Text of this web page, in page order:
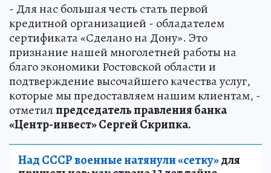
- Для нас большая честь стать первой
кредитной организацией - обладателем
сертификата «Сделано на Дону». Это
признание нашей многолетней работы на
благо экономики Ростовской области и
подтверждение высочайшего качества услуг,
которые мы предоставляем нашим клиентам, -
отметилпредседатель правления банка
«Центр-инвест» Сергей Скрипка.
Над СССР военные натянули «сетку»для